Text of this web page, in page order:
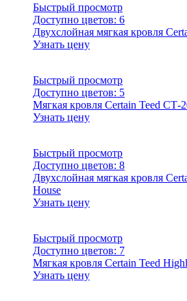
Быстрый просмотр
Доступно цветов: 6
Двухслойная мягкая кровля
Узнать цену
Быстрый просмотр
Доступно цветов: 5
Мягкая кровля Certain Teed СТ-
Узнать цену
Быстрый просмотр
Доступно цветов: 8
Двухслойная мягкая кровля
House
Узнать цену
Быстрый просмотр
Доступно цветов: 7
Мягкая кровля Certain Teed
Узнать цену